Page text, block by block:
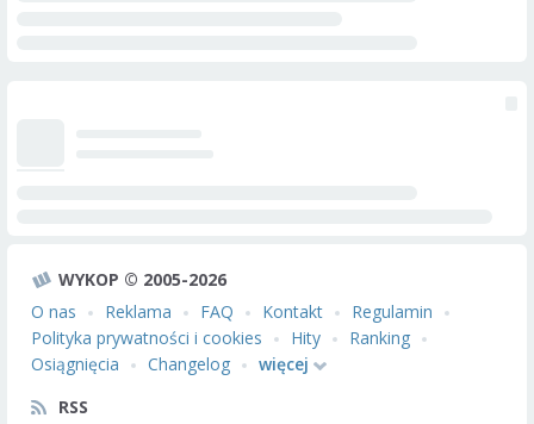
WYKOP © 2005-2026
O nas
Reklama FAQ Kontakt
Regulamin
Polityka prywatności i cookies
Hity
Ranking
Osiągnięcia
Changelog
więcej
RSS